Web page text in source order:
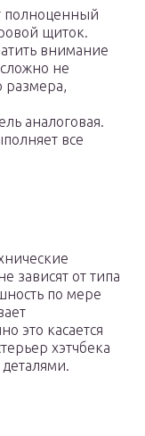
полноценный
щиток.
внимание
не
размера,
аналоговая.
все
зависят от типа
по мере
это касается
хэтчбека